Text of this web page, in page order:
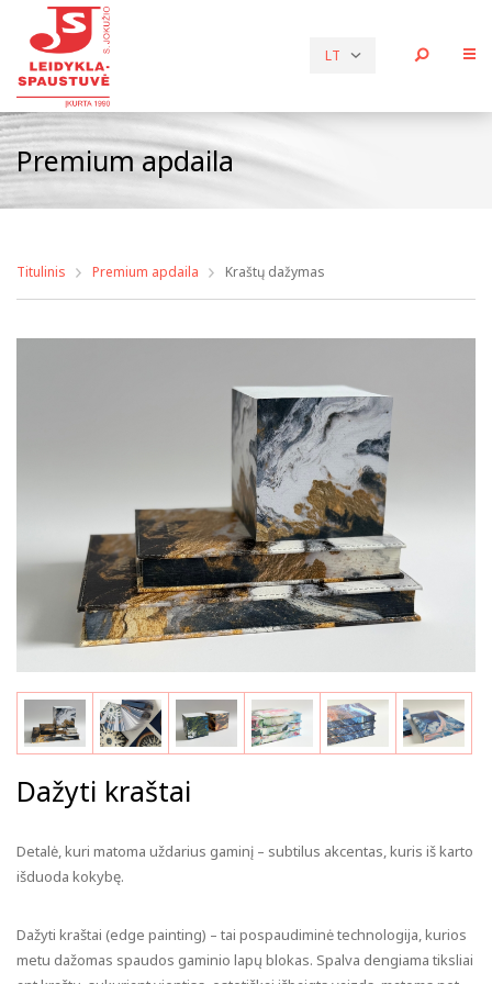
LT
Premium apdaila
Titulinis Premium apdaila Kraštų dažymas
Dažyti kraštai
Detalė, kuri matoma uždarius gaminį – subtilus akcentas, kuris iš karto
išduoda kokybę.
Dažyti kraštai (edge painting) – tai pospaudiminė technologija, kurios
metu dažomas spaudos gaminio lapų blokas. Spalva dengiama tiksliai